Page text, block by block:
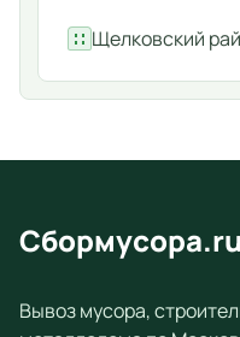
Щелковский
Сбормусора.ru
Вывоз мусора,